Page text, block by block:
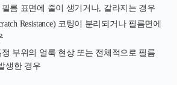
름 표면에 줄이 생기거나, 갈라지는 경우
Resistance) 코팅이 분리되거나 필름면에
부위의 얼룩 현상 또는 전체적으로 필름
생한 경우